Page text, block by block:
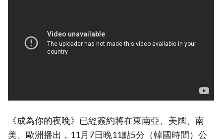
《成為你的夜晚》已經簽約將在東南亞、美國、南
美、歐洲播出，11月7日晚11點5分（韓國時間）公